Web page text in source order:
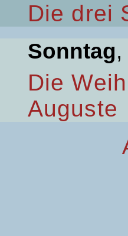
Die drei
Sonntag
Die
Auguste